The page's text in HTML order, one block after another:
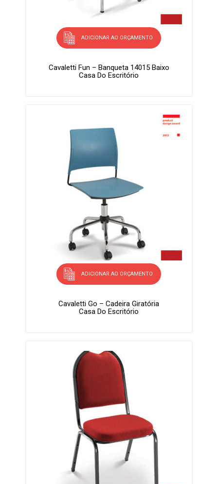
ADICIONAR AO ORÇAMENTO
Cavaletti Fun – Banqueta 14015 Baixo
Casa Do Escritório
ADICIONAR AO ORÇAMENTO
Cavaletti Go – Cadeira Giratória
Casa Do Escritório